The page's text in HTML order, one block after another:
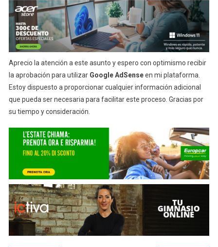
Aprecio la atención a este asunto y espero con optimismo recibir
la aprobación para utilizar Google AdSenseen mi plataforma.
Estoy dispuesto a proporcionar cualquier información adicional
que pueda ser necesaria para facilitar este proceso. Gracias por
su tiempo y consideración.